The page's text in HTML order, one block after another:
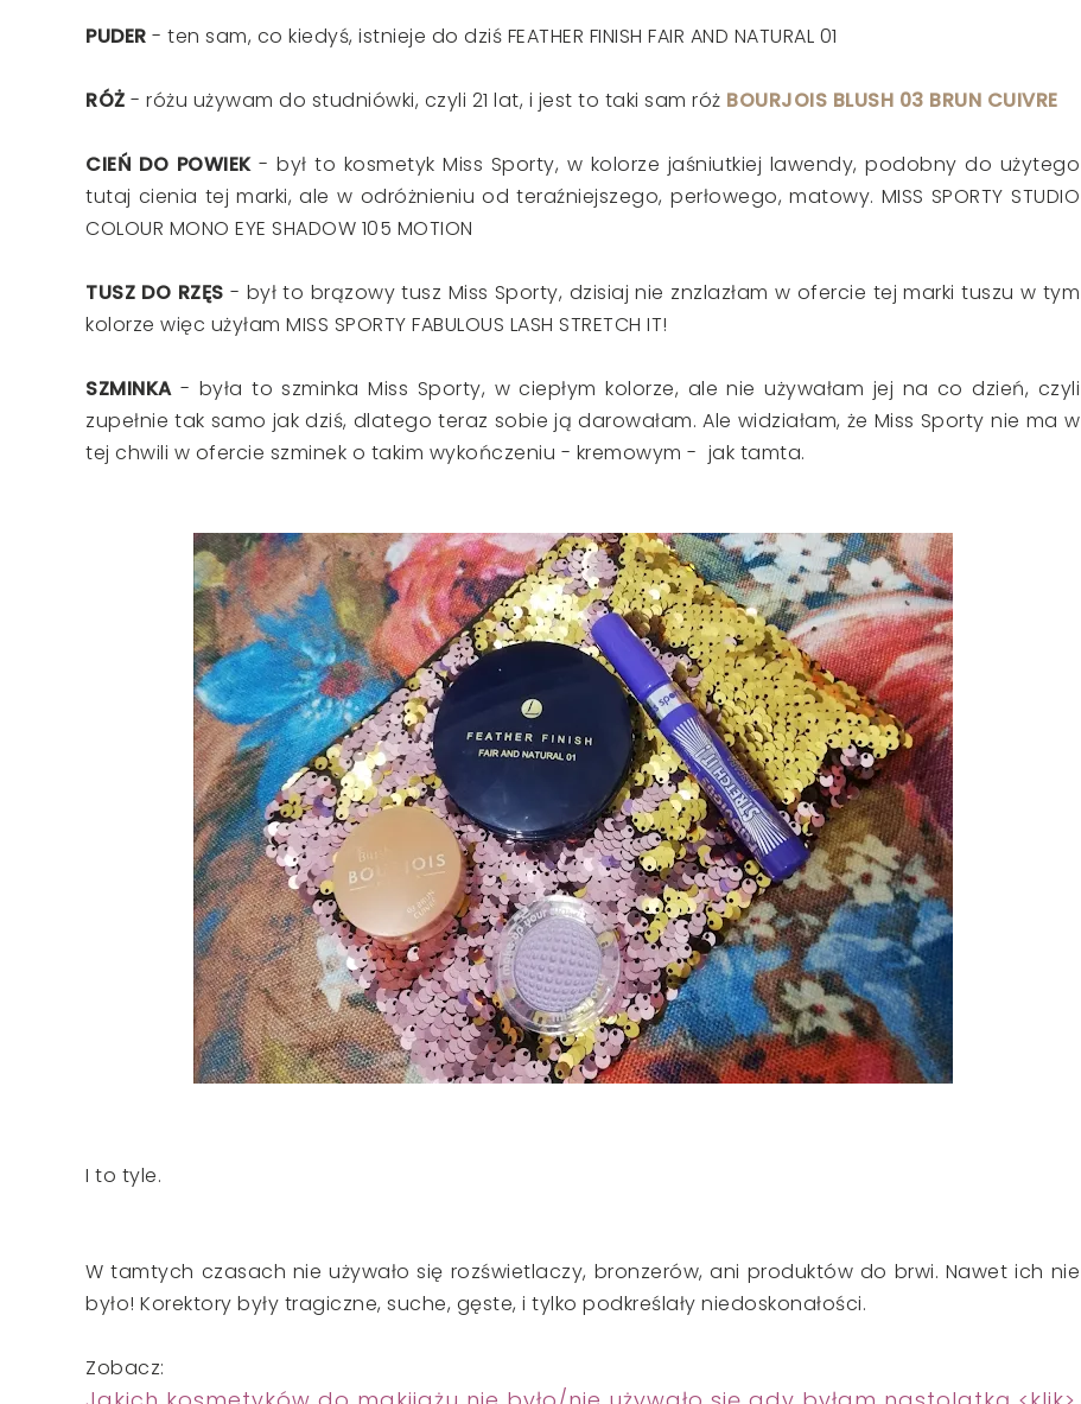
PUDER - ten sam, co kiedyś, istnieje do dziś FEATHER FINISH FAIR AND NATURAL 01
RÓŻ - różu używam do studniówki, czyli 21 lat, i jest to taki sam róż BOURJOIS BLUSH 03 BRUN CUIVRE
CIEŃ DO POWIEK- był to kosmetyk Miss Sporty, w kolorze jaśniutkiej lawendy, podobny do użytego
tutaj cienia tej marki, ale w odróżnieniu od teraźniejszego, perłowego, matowy. MISS SPORTY STUDIO
COLOUR MONO EYE SHADOW 105 MOTION
TUSZ DO RZĘS - był to brązowy tusz Miss Sporty, dzisiaj nie znzlazłam w ofercie tej marki tuszu w tym
kolorze więc użyłam MISS SPORTY FABULOUS LASH STRETCH IT!
SZMINKA - była to szminka Miss Sporty, w ciepłym kolorze, ale nie używałam jej na co dzień, czyli
zupełnie tak samo jak dziś, dlatego teraz sobie ją darowałam. Ale widziałam, że Miss Sporty nie ma w
tej chwili w ofercie szminek o takim wykończeniu - kremowym - jak tamta.
I to tyle.
W tamtych czasach nie używało się rozświetlaczy, bronzerów, ani produktów do brwi. Nawet ich nie
było! Korektory były tragiczne, suche, gęste, i tylko podkreślały niedoskonałości.
Zobacz: